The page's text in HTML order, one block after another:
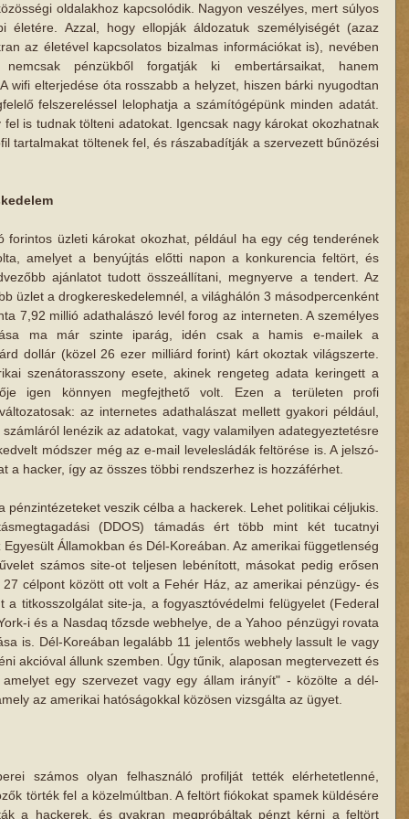
oldalakhoz kapcsolódik. Nagyon veszélyes, mert súlyos
életére. Azzal, hogy ellopják áldozatuk személyiségét (azaz
az életével kapcsolatos bizalmas információkat is), nevében
pénzükből forgatják ki embertársaikat, hanem
wifi elterjedése óta rosszabb a helyzet, hiszen bárki nyugodtan
felszereléssel lelophatja a számítógépünk minden adatát.
is tudnak tölteni adatokat. Igencsak nagy károkat okozhatnak
tartalmakat töltenek fel, és rászabadítják a szervezett bűnözési
forintos üzleti károkat okozhat, például ha egy cég tenderének
amelyet a benyújtás előtti napon a konkurencia feltört, és
ajánlatot tudott összeállítani, megnyerve a tendert. Az
üzlet a drogkereskedelemnél, a világhálón 3 másodpercenként
7,92 millió adathalászó levél forog az interneten. A személyes
ma már szinte iparág, idén csak a hamis e-mailek a
dollár (közel 26 ezer milliárd forint) kárt okoztak világszerte.
szenátorasszony esete, akinek rengeteg adata keringett a
igen könnyen megfejthető volt. Ezen a területen profi
az internetes adathalászat mellett gyakori például,
lenézik az adatokat, vagy valamilyen adategyeztetésre
módszer még az e-mail levelesládák feltörése is. A jelszó-
a hacker, így az összes többi rendszerhez is hozzáférhet.
veszik célba a hackerek. Lehet politikai céljukis.
(DDOS) támadás ért több mint két tucatnyi
Államokban és Dél-Koreában. Az amerikai függetlenség
számos site-ot teljesen lebénított, másokat pedig erősen
célpont között ott volt a Fehér Ház, az amerikai pénzügy- és
a titkosszolgálat site-ja, a fogyasztóvédelmi felügyelet (Federal
i és a Nasdaq tőzsde webhelye, de a Yahoo pénzügyi rovata
is. Dél-Koreában legalább 11 jelentős webhely lassult le vagy
akcióval állunk szemben. Úgy tűnik, alaposan megtervezett és
egy szervezet vagy egy állam irányít" - közölte a dél-
az amerikai hatóságokkal közösen vizsgálta az ügyet.
számos olyan felhasználó profilját tették elérhetetlenné,
törték fel a közelmúltban. A feltört fiókokat spamek küldésére
a hackerek, és gyakran megpróbáltak pénzt kérni a feltört